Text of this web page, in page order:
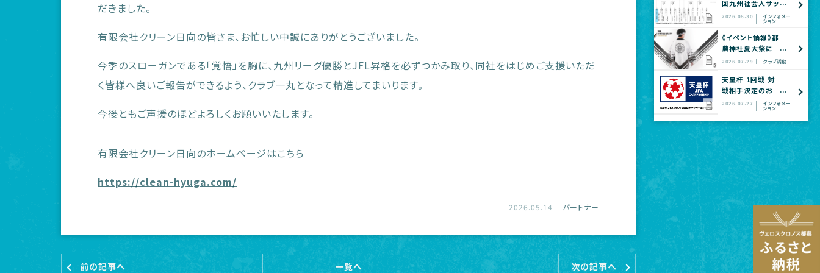
だきました。
有限会社クリーン日向の皆さま、お忙しい中誠にありがとうございました。
今季のスローガンである「覚悟」を胸に、九州リーグ優勝とJFL昇格を必ずつかみ取り、同社をはじめご支援いただ
く皆様へ良いご報告ができるよう、クラブ一丸となって精進してまいります。
今後ともご声援のほどよろしくお願いいたします。
有限会社クリーン日向のホームページはこちら
https://clean-hyuga.com/
2026.05.14 パートナー
前の記事へ 一覧へ 次の記事へ
回九州社会人サッ
カー選手権大会
全国大会予選
2026.08.30 インフォメー
ション
《イベント情報》都
農神社夏大祭に
てヴェロスクロノ
ズショップ出店の
お知らせ
2026.07.29 クラブ活動
天皇杯 1回戦 対
戦相手決定のお
知らせ
2026.07.27 インフォメー
ション